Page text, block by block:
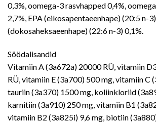
0,3%, oomega-3 rasvhapped 0,4%,
2,7%, EPA (eikosapentaeenhape) (20:5 n-
(dokosaheksaeenhape) (22:6 n-3) 0,1%.
Söödalisandid
Vitamiin A (3a672a) 20000 RÜ, vitamiin
RÜ, vitamiin E (3a700) 500 mg, vitamiin C
tauriin (3a370) 1500 mg, koliinkloriid
karnitiin (3a910) 250 mg, vitamiin B1
vitamiin B2 (3a825i) 9,6 mg, biotiin